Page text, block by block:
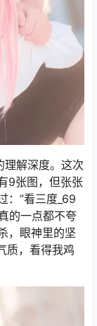
理解深度。这次
9张图，但张张
：”看三度_69
的一点都不夸
，眼神里的坚
质，看得我鸡